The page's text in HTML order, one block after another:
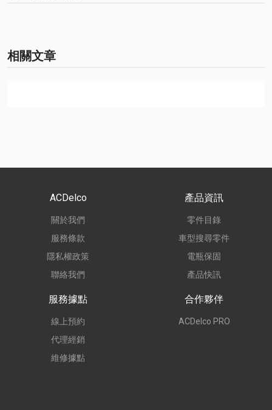
相關文章
ACDelco
關於我們
服務條款
隱私權政策
聯絡我們
產品資訊
零件目錄
車型搜尋零件
電瓶保固
產品快訊
服務據點
線上預約
代理經銷
維修據點
合作夥伴
ACDelco PRO